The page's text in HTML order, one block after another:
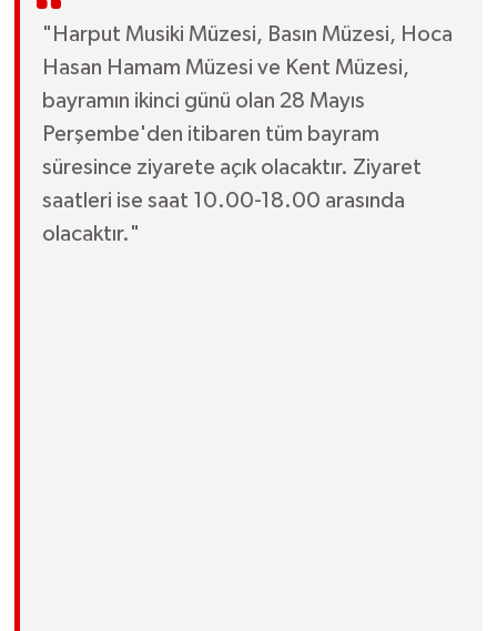
"Harput Musiki Müzesi, Basın Müzesi, Hoca
Hasan Hamam Müzesi ve Kent Müzesi,
bayramın ikinci günü olan 28 Mayıs
Perşembe'den itibaren tüm bayram
süresince ziyarete açık olacaktır. Ziyaret
saatleri ise saat 10.00-18.00 arasında
olacaktır."